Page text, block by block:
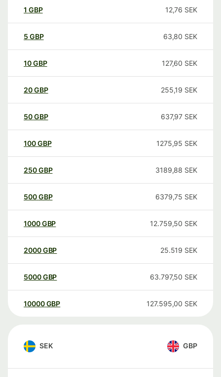
1 GBP 12,76 SEK
5 GBP 63,80 SEK
10GBP 127,60 SEK
20GBP 255,19 SEK
50GBP 637,97 SEK
100GBP 1275,95 SEK
250GBP 3189,88 SEK
500GBP 6379,75 SEK
1000GBP 12.759,50 SEK
2000GBP 25.519 SEK
5000GBP 63.797,50 SEK
10000 GBP 127.595,00 SEK
SEK GBP